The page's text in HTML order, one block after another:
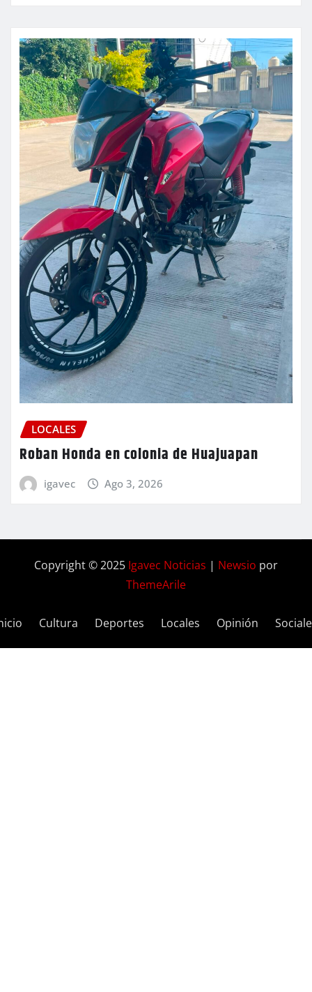
LOCALES
Roban Honda en colonia de Huajuapan
igavec Ago 3, 2026
Copyright © 2025 Igavec Noticias | Newsio por
ThemeArile
Cultura Deportes Locales Opinión